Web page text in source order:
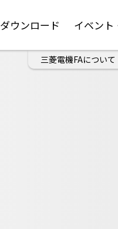
ダウンロード イベント
三菱電機FAについて